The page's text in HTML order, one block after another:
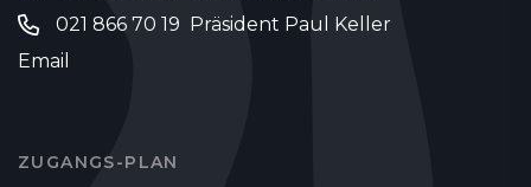
021 866 70 19 Präsident Paul Keller
Email
ZUGANGS-PLAN